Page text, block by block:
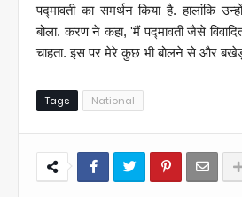
पद्मावती का समर्थन किया है. हालांकि
बोला. करण ने कहा, 'मैं पद्मावती जैसे
चाहता. इस पर मेरे कुछ भी बोलने से और
Tags National